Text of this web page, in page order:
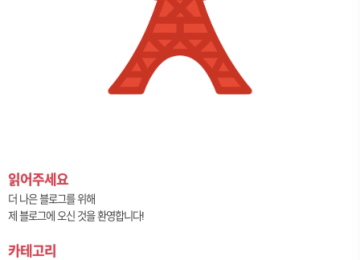
읽어주세요
더 나은 블로그를 위해
제 블로그에 오신 것을 환영합니다!
카테고리